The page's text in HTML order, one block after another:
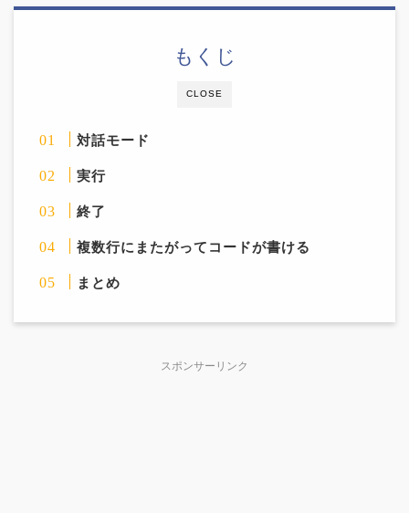
CLOSE
もくじ
対話モード
実行
終了
複数行にまたがってコードが書ける
まとめ
スポンサーリンク